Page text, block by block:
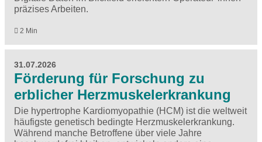
präzises Arbeiten.
2 Min
31.07.2026
Förderung für Forschung zu
erblicher Herzmuskelerkrankung
Die hypertrophe Kardiomyopathie (HCM) ist die weltweit
häufigste genetisch bedingte Herzmuskelerkrankung.
Während manche Betroffene über viele Jahre